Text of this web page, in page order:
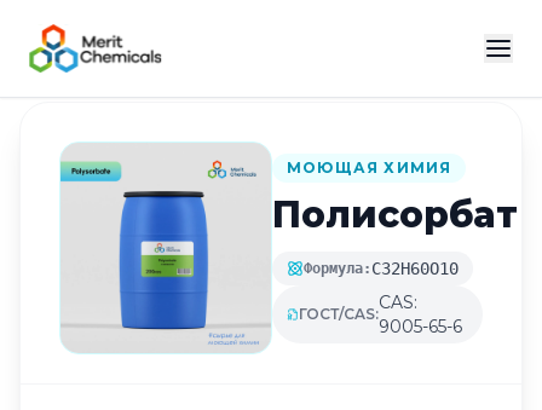
Назад в каталог
МОЮЩАЯ ХИМИЯ
Полисорбат
Формула: C32H60O10
ГОСТ/CAS:
CAS:
9005-65-6